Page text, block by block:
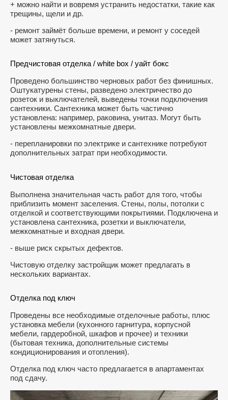
+ можно найти и вовремя устранить недостатки, такие как
трещины, щели и др.
- ремонт займёт больше времени, и ремонт у соседей
может затянуться.
Предчистовая отделка / white box / уайт бокс
Проведено большинство черновых работ без финишных.
Оштукатурены стены, разведено электричество до
розеток и выключателей, выведены точки подключения
сантехники. Сантехника может быть частично
установлена: например, раковина, унитаз. Могут быть
установлены межкомнатные двери.
- перепланировки по электрике и сантехнике потребуют
дополнительных затрат при необходимости.
Чистовая отделка
Выполнена значительная часть работ для того, чтобы
приблизить момент заселения. Стены, полы, потолки с
отделкой и соответствующими покрытиями. Подключена и
установлена сантехника, розетки и выключатели,
межкомнатные и входная двери.
- выше риск скрытых дефектов.
Чистовую отделку застройщик может предлагать в
нескольких вариантах.
Отделка под ключ
Проведены все необходимые отделочные работы, плюс
установка мебели (кухонного гарнитура, корпусной
мебели, гардеробной, шкафов и прочее) и техники
(бытовая техника, дополнительные системы
кондиционирования и отопления).
Отделка под ключ часто предлагается в апартаментах
под сдачу.